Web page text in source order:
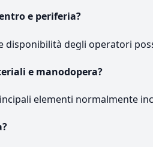
e periferia?
disponibilità degli operatori
e manodopera?
elementi normalmente